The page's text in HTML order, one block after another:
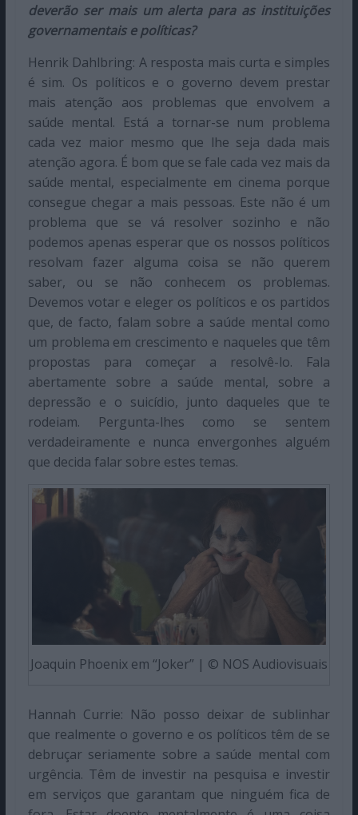
deverão ser mais um alerta para as instituições
governamentais e políticas?
Henrik Dahlbring: A resposta mais curta e simples
é sim. Os políticos e o governo devem prestar
mais atenção aos problemas que envolvem a
saúde mental. Está a tornar-se num problema
cada vez maior mesmo que lhe seja dada mais
atenção agora. É bom que se fale cada vez mais da
saúde mental, especialmente em cinema porque
consegue chegar a mais pessoas. Este não é um
problema que se vá resolver sozinho e não
podemos apenas esperar que os nossos políticos
resolvam fazer alguma coisa se não querem
saber, ou se não conhecem os problemas.
Devemos votar e eleger os políticos e os partidos
que, de facto, falam sobre a saúde mental como
um problema em crescimento e naqueles que têm
propostas para começar a resolvê-lo. Fala
abertamente sobre a saúde mental, sobre a
depressão e o suicídio, junto daqueles que te
rodeiam. Pergunta-lhes como se sentem
verdadeiramente e nunca envergonhes alguém
que decida falar sobre estes temas.
Joaquin Phoenix em “Joker” | © NOS Audiovisuais
Hannah Currie: Não posso deixar de sublinhar
que realmente o governo e os políticos têm de se
debruçar seriamente sobre a saúde mental com
urgência. Têm de investir na pesquisa e investir
em serviços que garantam que ninguém fica de